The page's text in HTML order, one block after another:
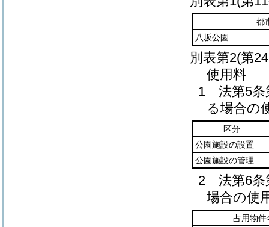
都
八坂公園
別表第2(第
使用料
1 法第5条
る場合の
区分
公園施設の設置
公園施設の管理
2 法第6条
場合の使
占用物件